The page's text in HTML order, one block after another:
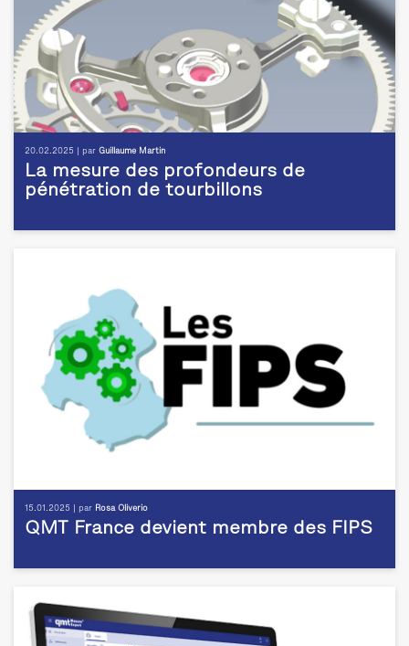
20.02.2025 | par Guillaume Martin
La mesure des profondeurs de
pénétration de tourbillons
15.01.2025 | par Rosa Oliverio
QMT France devient membre des FIPS